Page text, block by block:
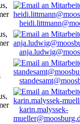
karin.malyssek-